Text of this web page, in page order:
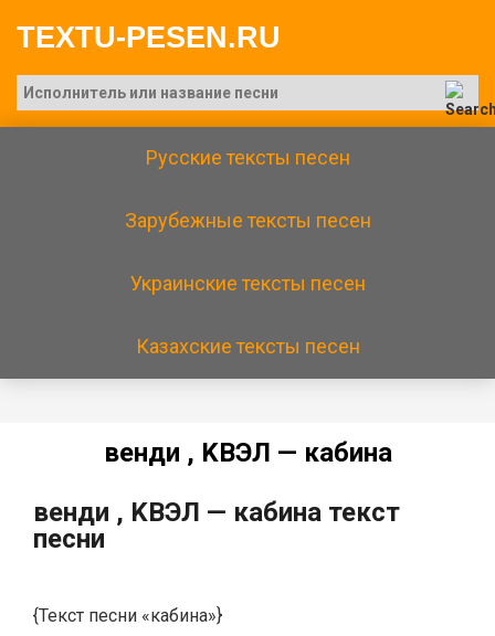
TEXTU-PESEN.RU
Русские тексты песен
Зарубежные тексты песен
Украинские тексты песен
Казахские тексты песен
вeнди , KВЭЛ — кaбинa
вeнди , KВЭЛ — кaбинa текст
песни
{Текст песни «кабина»}